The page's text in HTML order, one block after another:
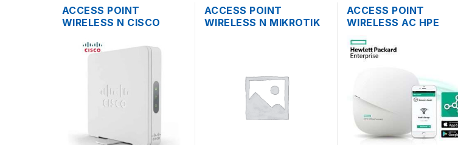
ACCESS POINT
WIRELESS N CISCO
DUAL BAND 600MBPS
ACCESS POINT
WIRELESS N MIKROTIK
ACCESS POINT
WIRELESS AC HPE
OFFICECONNECT
MIMO 2×2 DUAL BAND